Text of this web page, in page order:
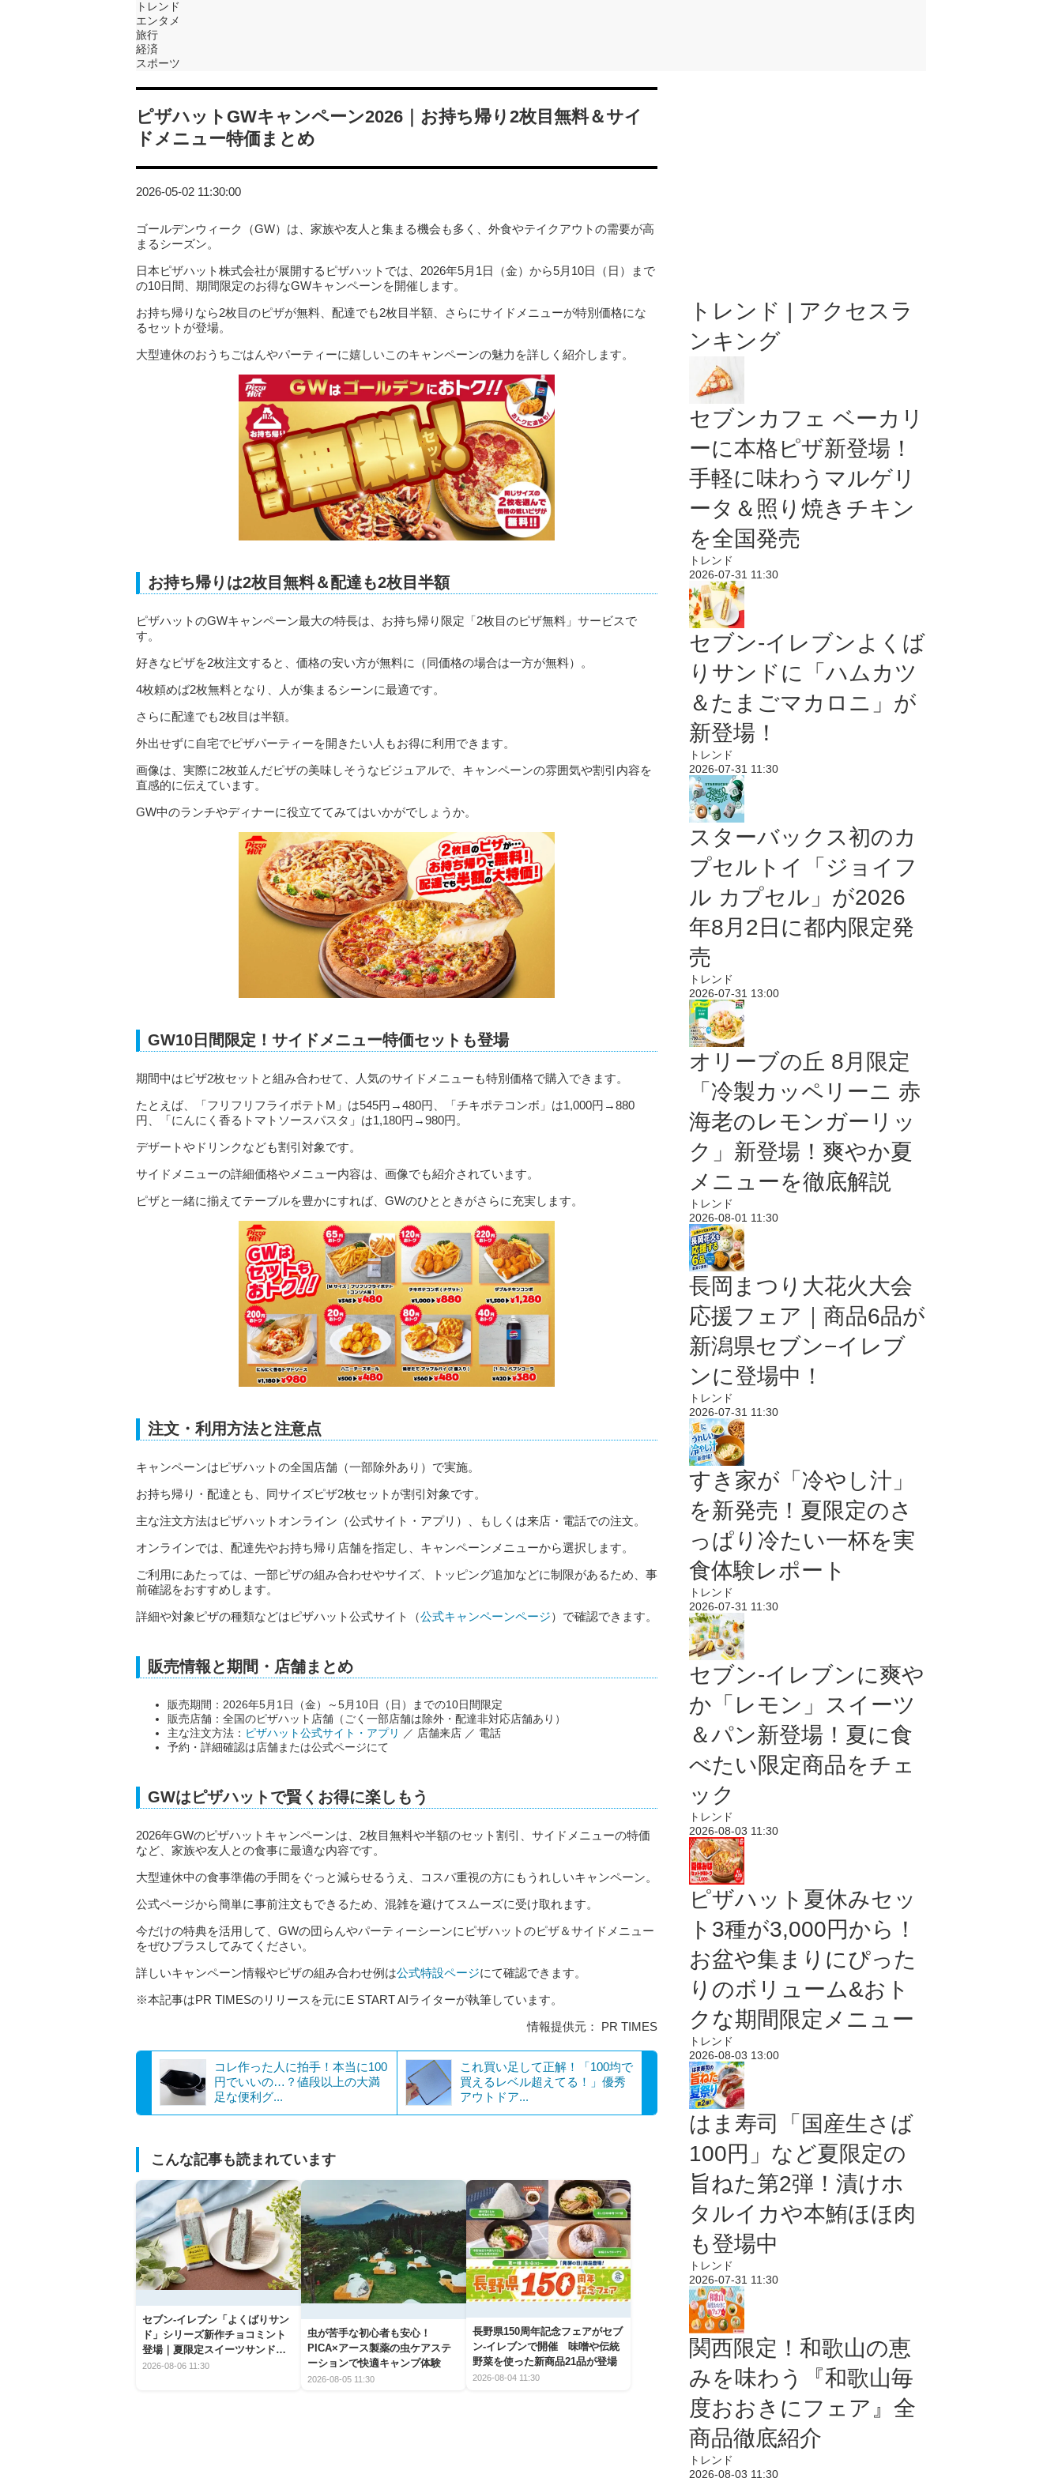
トレンド
エンタメ
旅行
経済
スポーツ
ピザハットGWキャンペーン2026｜お持ち帰り2枚目無料＆サイ
ドメニュー特価まとめ
2026-05-02 11:30:00
ゴールデンウィーク（GW）は、家族や友人と集まる機会も多く、外食やテイクアウトの需要が高
まるシーズン。
日本ピザハット株式会社が展開するピザハットでは、2026年5月1日（金）から5月10日（日）まで
の10日間、期間限定のお得なGWキャンペーンを開催します。
お持ち帰りなら2枚目のピザが無料、配達でも2枚目半額、さらにサイドメニューが特別価格にな
るセットが登場。
大型連休のおうちごはんやパーティーに嬉しいこのキャンペーンの魅力を詳しく紹介します。
お持ち帰りは2枚目無料＆配達も2枚目半額
ピザハットのGWキャンペーン最大の特長は、お持ち帰り限定「2枚目のピザ無料」サービスで
す。
好きなピザを2枚注文すると、価格の安い方が無料に（同価格の場合は一方が無料）。
4枚頼めば2枚無料となり、人が集まるシーンに最適です。
さらに配達でも2枚目は半額。
外出せずに自宅でピザパーティーを開きたい人もお得に利用できます。
画像は、実際に2枚並んだピザの美味しそうなビジュアルで、キャンペーンの雰囲気や割引内容を
直感的に伝えています。
GW中のランチやディナーに役立ててみてはいかがでしょうか。
GW10日間限定！サイドメニュー特価セットも登場
期間中はピザ2枚セットと組み合わせて、人気のサイドメニューも特別価格で購入できます。
たとえば、「フリフリフライポテトM」は545円→480円、「チキポテコンボ」は1,000円→880
円、「にんにく香るトマトソースパスタ」は1,180円→980円。
デザートやドリンクなども割引対象です。
サイドメニューの詳細価格やメニュー内容は、画像でも紹介されています。
ピザと一緒に揃えてテーブルを豊かにすれば、GWのひとときがさらに充実します。
注文・利用方法と注意点
キャンペーンはピザハットの全国店舗（一部除外あり）で実施。
お持ち帰り・配達とも、同サイズピザ2枚セットが割引対象です。
主な注文方法はピザハットオンライン（公式サイト・アプリ）、もしくは来店・電話での注文。
オンラインでは、配達先やお持ち帰り店舗を指定し、キャンペーンメニューから選択します。
ご利用にあたっては、一部ピザの組み合わせやサイズ、トッピング追加などに制限があるため、事
前確認をおすすめします。
詳細や対象ピザの種類などはピザハット公式サイト（公式キャンペーンページ）で確認できます。
販売情報と期間・店舗まとめ
販売期間：2026年5月1日（金）～5月10日（日）までの10日間限定
販売店舗：全国のピザハット店舗（ごく一部店舗は除外・配達非対応店舗あり）
主な注文方法： ピザハット公式サイト・アプリ
／ 店舗来店 ／ 電話
予約・詳細確認は店舗または公式ページにて
GWはピザハットで賢くお得に楽しもう
2026年GWのピザハットキャンペーンは、2枚目無料や半額のセット割引、サイドメニューの特価
など、家族や友人との食事に最適な内容です。
大型連休中の食事準備の手間をぐっと減らせるうえ、コスパ重視の方にもうれしいキャンペーン。
公式ページから簡単に事前注文もできるため、混雑を避けてスムーズに受け取れます。
今だけの特典を活用して、GWの団らんやパーティーシーンにピザハットのピザ＆サイドメニュー
をぜひプラスしてみてください。
詳しいキャンペーン情報やピザの組み合わせ例は公式特設ページにて確認できます。
※本記事はPR TIMESのリリースを元にE START AIライターが執筆しています。
情報提供元： PR TIMES
コレ作った人に拍手！本当に100
円でいいの…？値段以上の大満
足な便利グ...
これ買い足して正解！「100均で
買えるレベル超えてる！」優秀
アウトドア...
こんな記事も読まれています
セブン‐イレブン「よくばりサン
ド」シリーズ新作チョコミント
登場｜夏限定スイーツサンドの
爽快な魅力
2026-08-06 11:30
虫が苦手な初心者も安心！
PICA×アース製薬の虫ケアステ
ーションで快適キャンプ体験
2026-08-05 11:30
長野県150周年記念フェアがセブ
ン-イレブンで開催 味噌や伝統
野菜を使った新商品21品が登場
2026-08-04 11:30
トレンド | アクセスラ
ンキング
セブンカフェ ベーカリ
ーに本格ピザ新登場！
手軽に味わうマルゲリ
ータ＆照り焼きチキン
を全国発売
トレンド
2026-07-31 11:30
セブン‐イレブンよくば
りサンドに「ハムカツ
＆たまごマカロニ」が
新登場！
トレンド
2026-07-31 11:30
スターバックス初のカ
プセルトイ「ジョイフ
ル カプセル」が2026
年8月2日に都内限定発
売
トレンド
2026-07-31 13:00
オリーブの丘 8月限定
「冷製カッペリーニ 赤
海老のレモンガーリッ
ク」新登場！爽やか夏
メニューを徹底解説
トレンド
2026-08-01 11:30
長岡まつり大花火大会
応援フェア｜商品6品が
新潟県セブン−イレブ
ンに登場中！
トレンド
2026-07-31 11:30
すき家が「冷やし汁」
を新発売！夏限定のさ
っぱり冷たい一杯を実
食体験レポート
トレンド
2026-07-31 11:30
セブン‐イレブンに爽や
か「レモン」スイーツ
＆パン新登場！夏に食
べたい限定商品をチェ
ック
トレンド
2026-08-03 11:30
ピザハット夏休みセッ
ト3種が3,000円から！
お盆や集まりにぴった
りのボリューム&おト
クな期間限定メニュー
トレンド
2026-08-03 13:00
はま寿司「国産生さば
100円」など夏限定の
旨ねた第2弾！漬けホ
タルイカや本鮪ほほ肉
も登場中
トレンド
2026-07-31 11:30
関西限定！和歌山の恵
みを味わう『和歌山毎
度おおきにフェア』全
商品徹底紹介
トレンド
2026-08-03 11:30